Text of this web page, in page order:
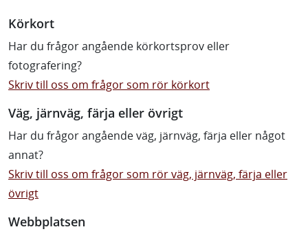
Körkort
Har du frågor angående körkortsprov eller
fotografering?
Skriv till oss om frågor som rör körkort
Väg, järnväg, färja eller övrigt
Har du frågor angående väg, järnväg, färja eller något
annat?
Skriv till oss om frågor som rör väg, järnväg, färja eller
övrigt
Webbplatsen